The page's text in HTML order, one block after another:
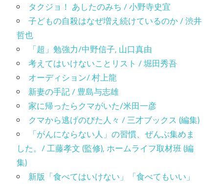
タクジョ！ あしたのみち / 小野寺史宜
子どもの自殺はなぜ増え続けているのか / 渋井
哲也
「超」勉強力/中野信子, 山口真由
考えてはいけないことリスト / 堀田秀吾
オーディション/ 村上龍
新妻の手記 / 豊島与志雄
家に帰ったらクマがいた/米田一彦
クマから逃げのびた人々 / 三才ブックス (編集)
「がんにならない人」の習慣、ぜんぶ集めま
した。/ 工藤孝文 (監修), ホームライフ取材班 (編
集)
新版「食べてはいけない」「食べてもいい」